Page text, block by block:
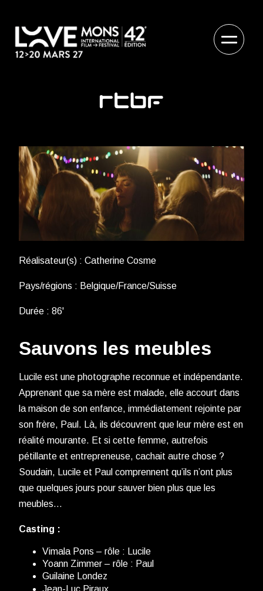
Réalisateur(s) : Catherine Cosme
Pays/régions : Belgique/France/Suisse
Durée : 86'
Sauvons les meubles
Lucile est une photographe reconnue et indépendante.
Apprenant que sa mère est malade, elle accourt dans
la maison de son enfance, immédiatement rejointe par
son frère, Paul. Là, ils découvrent que leur mère est en
réalité mourante. Et si cette femme, autrefois
pétillante et entrepreneuse, cachait autre chose ?
Soudain, Lucile et Paul comprennent qu’ils n’ont plus
que quelques jours pour sauver bien plus que les
meubles…
Casting :
Vimala Pons – rôle : Lucile
Yoann Zimmer – rôle : Paul
Guilaine Londez
Jean-Luc Piraux